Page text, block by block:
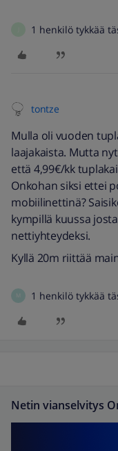
1 henkilö tykkää
tontze
Mulla oli vuoden
laajakaista. Mutta
että 4,99€/kk
Onkohan siksi ettei
mobiilinettinä?
kympillä kuussa
nettiyhteydeksi.
Kyllä 20m riittää
M 1 henkilö tykkää
Netin vianselvitys